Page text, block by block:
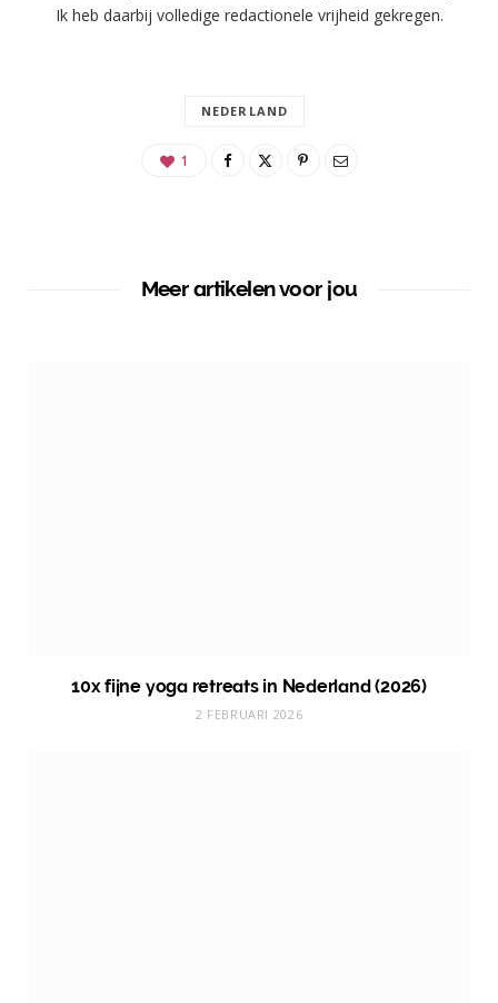
Ik heb daarbij volledige redactionele vrijheid gekregen.
NEDERLAND
1
Meer artikelen voor jou
10x fijne yoga retreats in Nederland (2026)
2 FEBRUARI 2026